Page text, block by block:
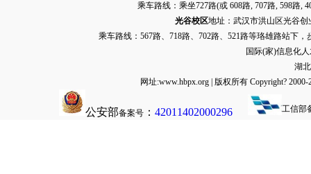
乘车路线：乘坐727路(或 608路, 707路, 598路,
光谷校区地址：武汉市洪山区光谷创
乘车路线：567路、718路、702路、521路等珞雄路站下
国际(家)信息化
湖
网址:www.hbpx.org | 版权所有 Copyright?
公安部备案号 ： 42011402000296 工信部